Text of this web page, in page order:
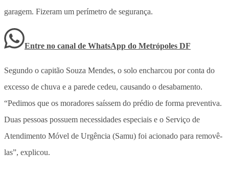
garagem. Fizeram um perímetro de segurança.
Entre no canal de WhatsApp do Metrópoles DF
Segundo o capitão Souza Mendes, o solo encharcou por conta do
excesso de chuva e a parede cedeu, causando o desabamento.
“Pedimos que os moradores saíssem do prédio de forma preventiva.
Duas pessoas possuem necessidades especiais e o Serviço de
Atendimento Móvel de Urgência (Samu) foi acionado para removê-
las”, explicou.